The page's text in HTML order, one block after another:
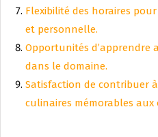
Flexibilité des horaires
et personnelle.
Opportunités d’apprendre
dans le domaine.
Satisfaction de contribuer
culinaires mémorables aux